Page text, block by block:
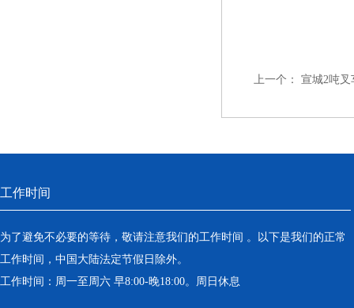
上一个： 宣城2吨
工作时间
为了避免不必要的等待，敬请注意我们的工作时间 。以下是我们的正常
工作时间，中国大陆法定节假日除外。
工作时间：周一至周六 早8:00-晚18:00。周日休息